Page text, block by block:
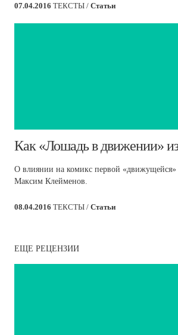
07.04.2016 ТЕКСТЫ / Статьи
​Как «Лошадь в движении»
О влиянии на комикс первой «движущейся»
Максим Клейменов.
08.04.2016 ТЕКСТЫ / Статьи
ЕЩЕ РЕЦЕНЗИИ